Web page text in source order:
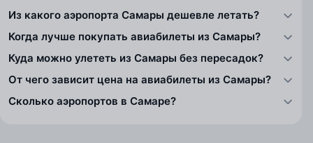
Из какого аэропорта Самары дешевле летать?
Когда лучше покупать авиабилеты из Самары?
Куда можно улететь из Самары без пересадок?
От чего зависит цена на авиабилеты из Самары?
Сколько аэропортов в Самаре?